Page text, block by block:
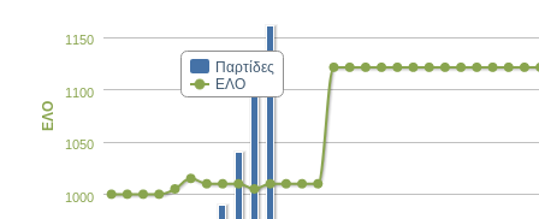
Παρτίδες
ΕΛΟ
1000
1050
1100
1150
ΕΛΟ